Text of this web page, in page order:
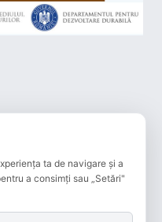
ta de navigare și a
a consimți sau „Setări"